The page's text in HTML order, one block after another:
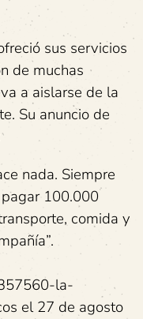
sus servicios
de muchas
a aislarse de la
Su anuncio de
nada. Siempre
100.000
comida y
la-
el 27 de agosto